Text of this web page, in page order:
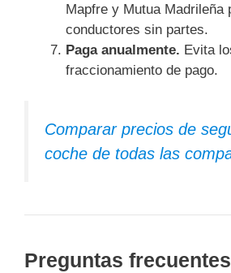
Mapfre y Mutua Madrileña
conductores sin partes.
Paga anualmente. Evita
fraccionamiento de pago.
Comparar precios de
coche de todas las
Preguntas